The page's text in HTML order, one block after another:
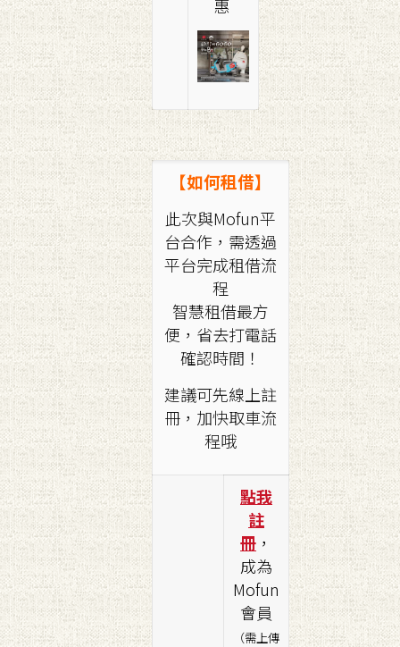
惠
【如何租借】
此次與Mofun平
台合作，需透過
平台完成租借流
程
智慧租借最方
便，省去打電話
確認時間！
建議可先線上註
冊，加快取車流
程哦
點我
註
冊 ，
成為
Mofun
會員
（需上傳